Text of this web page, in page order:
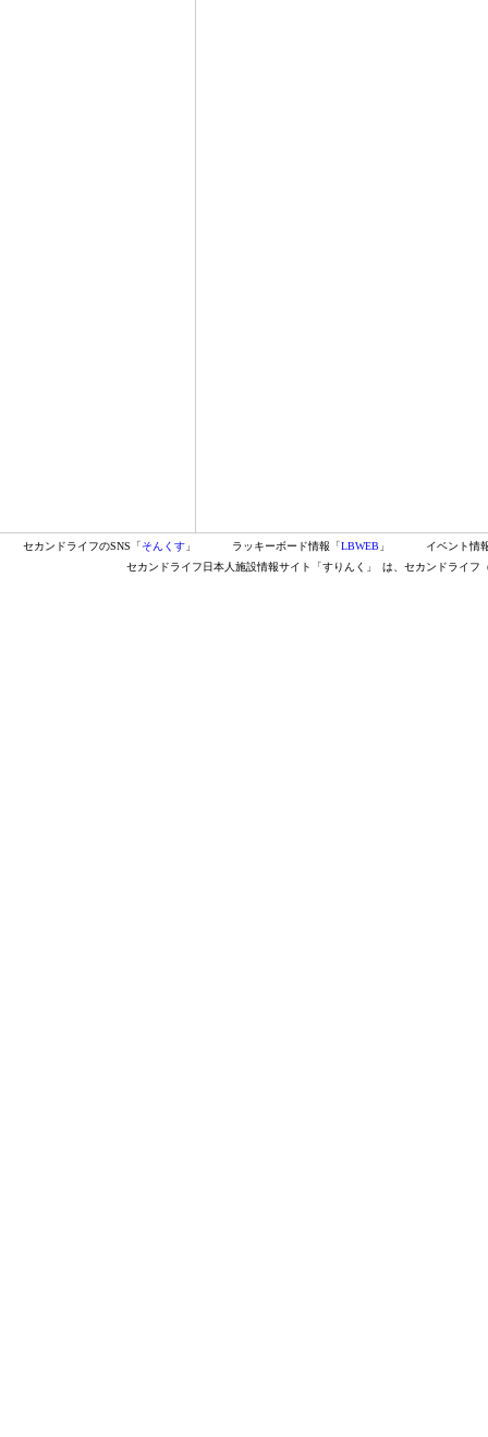
セカンドライフのSNS「そんくす 」 ラッキーボード情報「LBWEB 」
イベント情
セカンドライフ日本人施設情報サイト「すりんく」
は、セカンドライフ